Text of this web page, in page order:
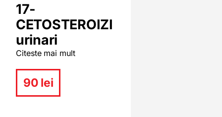
17-
CETOSTEROIZI
urinari
Citeste mai mult
90 lei